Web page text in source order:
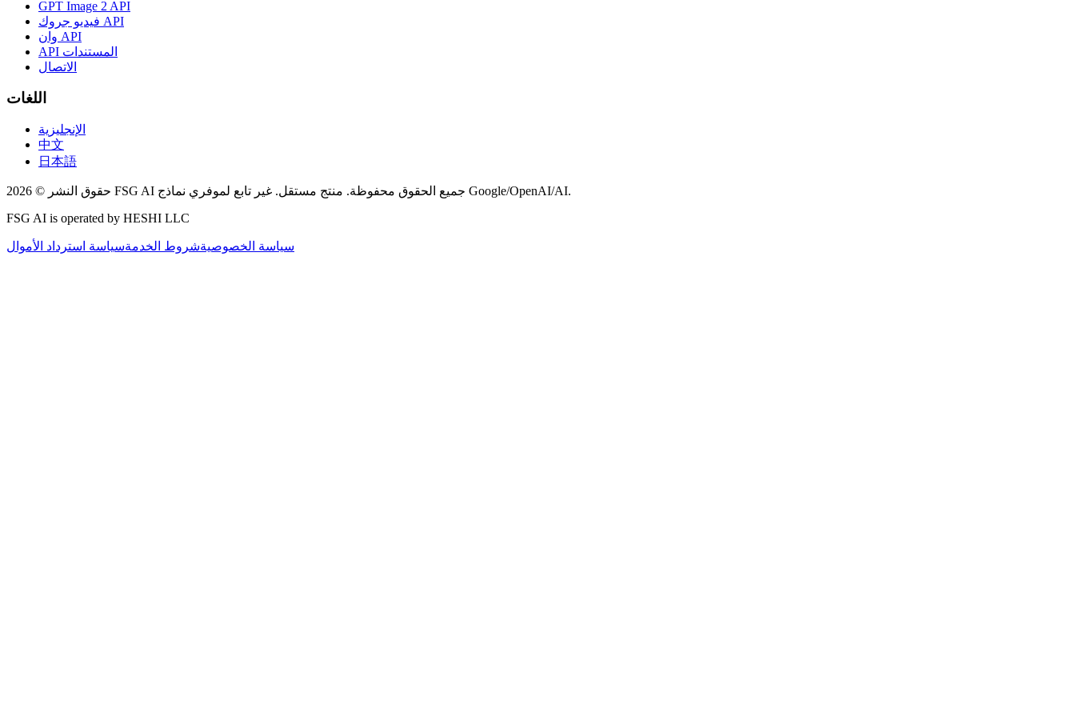
GPT Image 2 API
فيديو جروك API
وان API
API المستندات
الاتصال
اللغات
الإنجليزية
中文
日本語
حقوق النشر © 2026 FSG AI جميع الحقوق محفوظة. منتج مستقل. غير تابع لموفري نماذج Google/OpenAI/AI.
FSG AI is operated by HESHI LLC
سياسة الخصوصيةشروط الخدمةسياسة استرداد الأموال